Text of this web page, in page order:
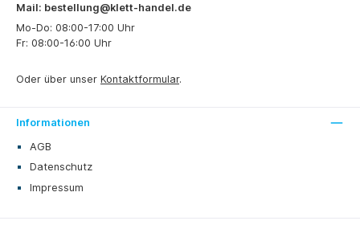
Mail: bestellung@klett-handel.de
Mo-Do: 08:00-17:00 Uhr
Fr: 08:00-16:00 Uhr
Oder über unser Kontaktformular.
Informationen
AGB
Datenschutz
Impressum